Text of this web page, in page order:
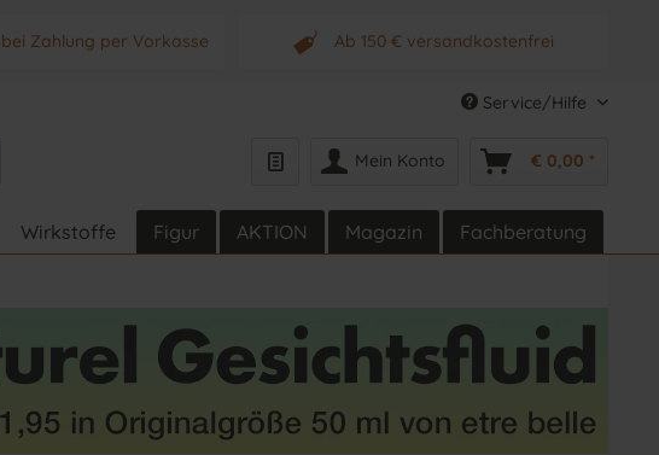
Zahlung per Vorkasse Ab 150 € versandkostenfrei
Originalprodukt vom Hersteller
Service/Hilfe
Mein Konto € 0,00 *
Wirkstoffe Figur AKTION Magazin Fachberatung